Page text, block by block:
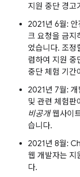
지원 중단 경고
2021년 6월: 안
크 요청을 금
었습니다. 조정
렴하여 지원
중단 체험 기간
2021년 7월:
및 관련 체험
비공개웹사이
습니다.
2021년 8월:
웹 개발자는 지
다.